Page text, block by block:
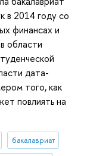
в 2014 году со
финансах и
области
дата-
того, как
повлиять на
бакалавриат